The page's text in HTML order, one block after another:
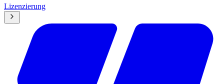
Lizenzierung